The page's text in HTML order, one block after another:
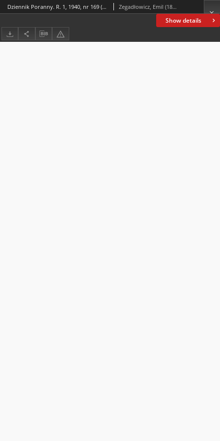
Show details
Dziennik Poranny. R. 1, 1940, nr 169 (18 IX) Zegadłowicz, Emil (1888-1941)